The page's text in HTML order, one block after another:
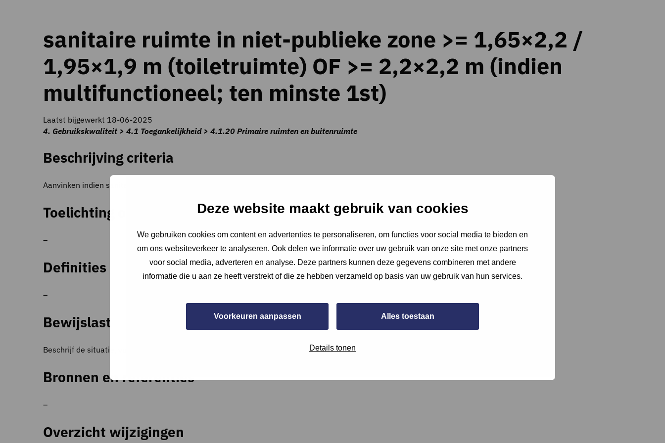
Deze website maakt gebruik van cookies
We gebruiken cookies om content en advertenties te personaliseren, om functies voor social media te bieden en
om ons websiteverkeer te analyseren. Ook delen we informatie over uw gebruik van onze site met onze partners
voor social media, adverteren en analyse. Deze partners kunnen deze gegevens combineren met andere
informatie die u aan ze heeft verstrekt of die ze hebben verzameld op basis van uw gebruik van hun services.
Voorkeuren aanpassen Alles toestaan
Details tonen
sanitaire ruimte in niet-publieke zone >= 1,65×2,2 /
1,95×1,9 m (toiletruimte) OF >= 2,2×2,2 m (indien
multifunctioneel; ten minste 1st)
Laatst bijgewerkt 18-06-2025
4. Gebruikskwaliteit > 4.1 Toegankelijkheid > 4.1.20 Primaire ruimten en buitenruimte
Beschrijving criteria
Aanvinken indien sanitaire ruimte aan minimummaat voldoet EN de gebruiksoppervlakte die is aangewezen op de sanitaire ruimte &lt 400 m2
Toelichting op criteria
–
Definities
–
Bewijslast
Beschrijf de situatie, vul aan met (een screenshot van) documentatie, of verwijs hiernaar.
Bronnen en referenties
–
Overzicht wijzigingen